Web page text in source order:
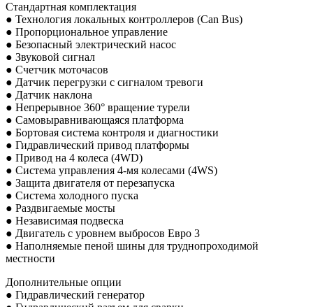
Стандартная комплектация
● Технология локальных контроллеров (Can Bus)
● Пропорциональное управление
● Безопасный электрический насос
● Звуковой сигнал
● Счетчик моточасов
● Датчик перегрузки с сигналом тревоги
● Датчик наклона
● Непрерывное 360° вращение турели
● Самовыравнивающаяся платформа
● Бортовая система контроля и диагностики
● Гидравлический привод платформы
● Привод на 4 колеса (4WD)
● Система управления 4-мя колесами (4WS)
● Защита двигателя от перезапуска
● Система холодного пуска
● Раздвигаемые мосты
● Независимая подвеска
● Двигатель с уровнем выбросов Евро 3
● Наполняемые пеной шины для труднопроходимой
местности
Дополнительные опции
● Гидравлический генератор